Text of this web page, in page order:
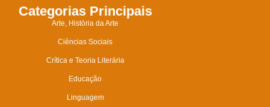
Categorias Principais
Arte, História da Arte
Ciências Sociais
Crítica e Teoria Literária
Educação
Linguagem